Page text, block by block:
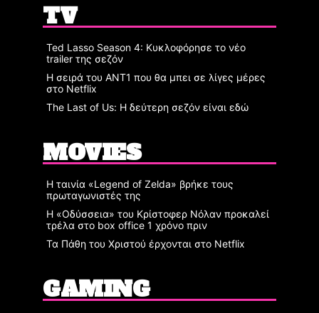
TV
Ted Lasso Season 4: Κυκλοφόρησε το νέο
trailer της σεζόν
Η σειρά του ΑΝΤ1 που θα μπει σε λίγες μέρες
στο Netflix
The Last of Us: Η δεύτερη σεζόν είναι εδώ
MOVIES
Η ταινία «Legend of Zelda» βρήκε τους
πρωταγωνιστές της
Η «Οδύσσεια» του Κρίστοφερ Νόλαν προκαλεί
τρέλα στο box office 1 χρόνο πριν
Τα Πάθη του Χριστού έρχονται στο Netflix
GAMING